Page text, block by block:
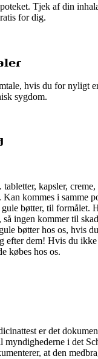
Tjek af din
for dig.
hvis du for nyligt
sygdom.
kapsler, creme,
kommes i samme
bøtter, til formålet.
så ingen kommer til
bøtter hos os, hvis
efter dem! Hvis du
købes hos os.
er det
myndighederne i det
at den